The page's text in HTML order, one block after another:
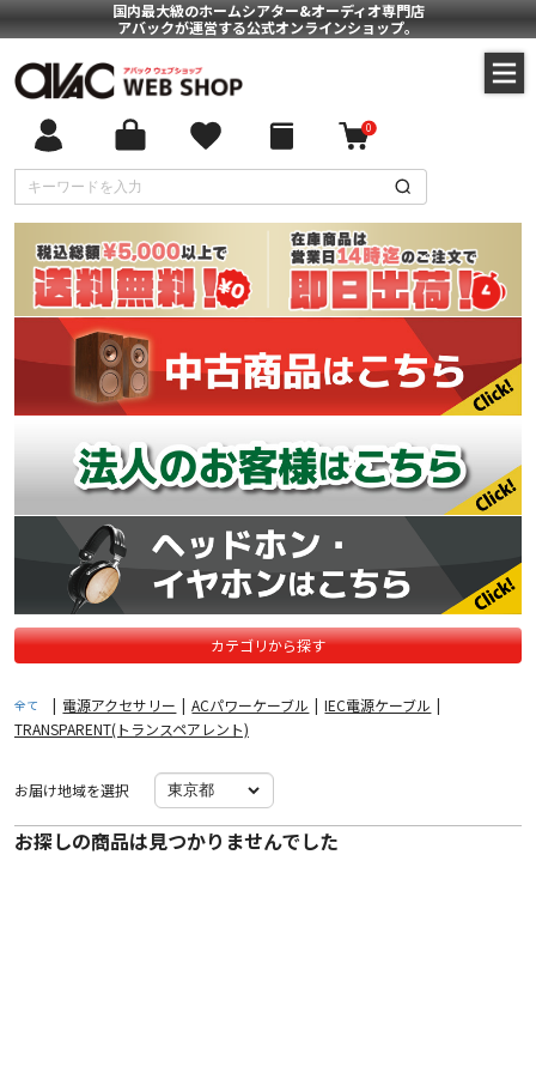
国内最大級のホームシアター&オーディオ専門店
アバックが運営する公式オンラインショップ。
0
カテゴリから探す
全て | 電源アクセサリー | ACパワーケーブル | IEC電源ケーブル |
TRANSPARENT(トランスペアレント)
お届け地域を選択
お探しの商品は見つかりませんでした